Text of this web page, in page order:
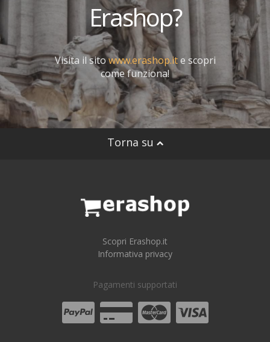
Erashop?
Visita il sitowww.erashop.ite scopri
come funziona!
Torna su
Scopri Erashop.it
Informativa privacy
Pagamenti supportati